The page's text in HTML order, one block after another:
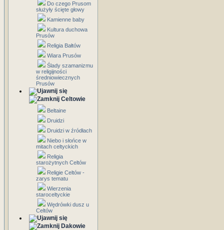
Do czego Prusom
służyły ścięte głowy
Kamienne baby
Kultura duchowa
Prusów
Religia Bałtów
Wiara Prusów
Ślady szamanizmu
w religijności
średniowiecznych
Prusów
Celtowie
Beltaine
Druidzi
Druidzi w źródłach
Niebo i słońce w
mitach celtyckich
Religia
starożytnych Celtów
Religie Celtów -
zarys tematu
Wierzenia
staroceltyckie
Wędrówki dusz u
Celtów
Dakowie